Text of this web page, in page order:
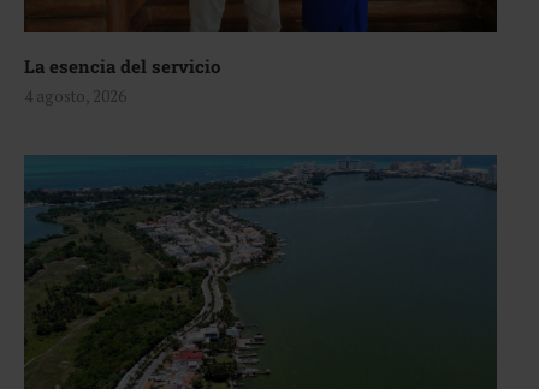
La esencia del servicio
4 agosto, 2026